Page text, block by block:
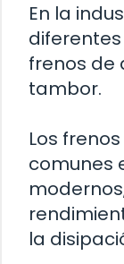
En la
frenos de
tambor.
Los
comunes
la